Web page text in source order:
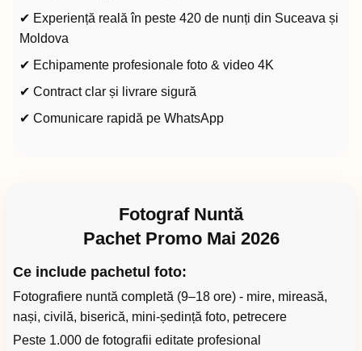
✔ Experiență reală în peste 420 de nunți din Suceava și
Moldova
✔ Echipamente profesionale foto & video 4K
✔ Contract clar și livrare sigură
✔ Comunicare rapidă pe WhatsApp
Fotograf Nuntă
Pachet Promo Mai 2026
Ce include pachetul foto:
Fotografiere nuntă completă (9–18 ore) - mire, mireasă,
nași, civilă, biserică, mini-ședință foto, petrecere
Peste 1.000 de fotografii editate profesional